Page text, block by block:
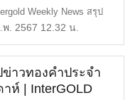
NEWS EP.99
าทองวันนี้ | ราคา
า
Weekly News สรุป
งคำ ประจำสัปดาห์ EP99
พ. 2567 12.32 น.
ข่าวทองคำประจำ
าห์ | InterGOLD